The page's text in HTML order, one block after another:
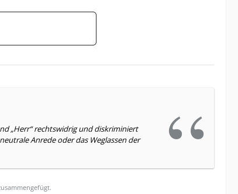
„Herr“ rechtswidrig und diskriminiert
Anrede oder das Weglassen der